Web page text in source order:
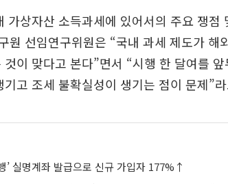
가상자산 소득과세에 있어서의 주요 쟁점
원 선임연구위원은 “국내 과세 제도가 해
것이 맞다고 본다”면서 “시행 한 달여를
기고 조세 불확실성이 생기는 점이 문제”
’ 실명계좌 발급으로 신규 가입자 177%↑